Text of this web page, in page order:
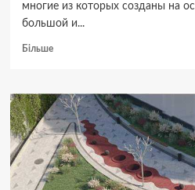
многие из которых созданы на
большой и...
БільшеДокладніше
стальная
труба
для
предприятий
и
коммунальных